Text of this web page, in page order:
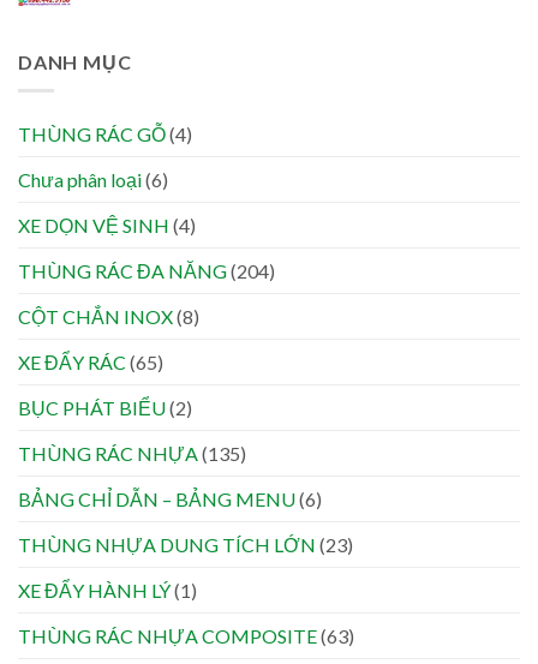
DANH MỤC
THÙNG RÁC GỖ(4)
Chưa phân loại(6)
XE DỌN VỆ SINH (4)
THÙNG RÁC ĐA NĂNG(204)
CỘT CHẮN INOX(8)
XE ĐẨY RÁC (65)
BỤC PHÁT BIỂU(2)
THÙNG RÁC NHỰA(135)
BẢNG CHỈ DẪN – BẢNG MENU(6)
THÙNG NHỰA DUNG TÍCH LỚN (23)
XE ĐẨY HÀNH LÝ(1)
THÙNG RÁC NHỰA COMPOSITE(63)